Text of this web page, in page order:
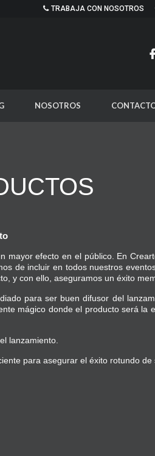
TRABAJA CON NOSOTROS
NOSOTROS
mayor efecto en el público. En
de incluir en todos nuestros
y con ello, aseguramos un éxito
para ser buen difusor del
mágico donde el producto será la
lanzamiento.
para asegurar el éxito rotundo de